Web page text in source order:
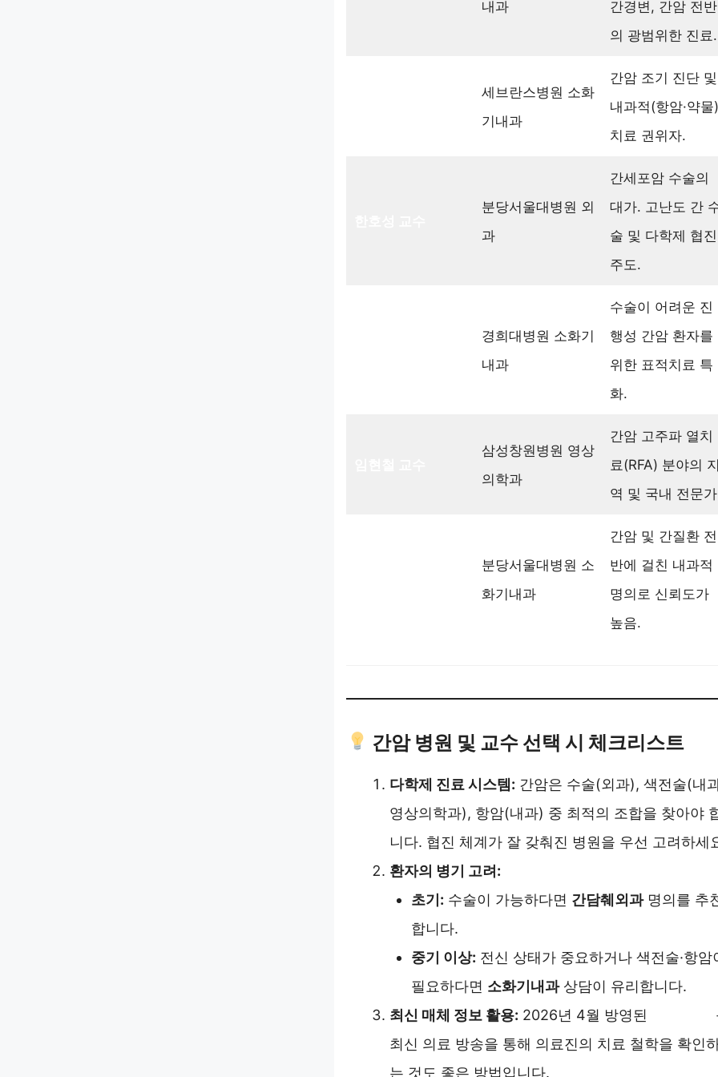
내과
간경변, 간암 전반
의 광범위한 진료.
세브란스병원 소화
기내과
간암 조기 진단 및
내과적(항암·약물)
치료 권위자.
분당서울대병원 외
과
간세포암 수술의
대가. 고난도 간
술 및 다학제 협진
주도.
경희대병원 소화기
내과
수술이 어려운 진
행성 간암 환자를
위한 표적치료 특
화.
삼성창원병원 영상
의학과
간암 고주파 열치
료(RFA) 분야의
역 및 국내 전문
분당서울대병원 소
화기내과
간암 및 간질환 전
반에 걸친 내과적
명의로 신뢰도가
높음.
간암 병원 및 교수 선택 시 체크리스트
다학제 진료 시스템: 간암은 수술(외과), 색전술(내
영상의학과), 항암(내과) 중 최적의 조합을 찾아야
니다. 협진 체계가 잘 갖춰진 병원을 우선 고려하세
환자의 병기 고려:
초기: 수술이 가능하다면 간담췌외과명의를 추
합니다.
중기 이상: 전신 상태가 중요하거나 색전술·항암
필요하다면 소화기내과상담이 유리합니다.
최신 매체 정보 활용: 2026년 4월 방영된
최신 의료 방송을 통해 의료진의 치료 철학을 확인
는 것도 좋은 방법입니다.